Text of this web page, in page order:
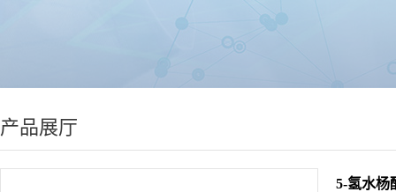
产品展厅
5-氢水杨